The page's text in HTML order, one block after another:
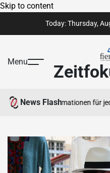
Skip to content
Today: Thursday,
Menu
News Flash
Rechtsinformationen für jede